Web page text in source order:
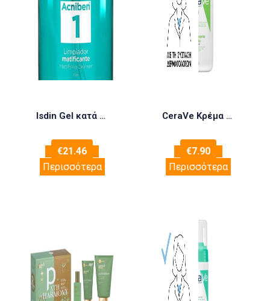
Isdin Gel κατά της Ακμής Acniben 1 400ml
€21.46
Περισσότερα
CeraVe Κρέμα Καθαρισμού 236ml
€7.90
Περισσότερα